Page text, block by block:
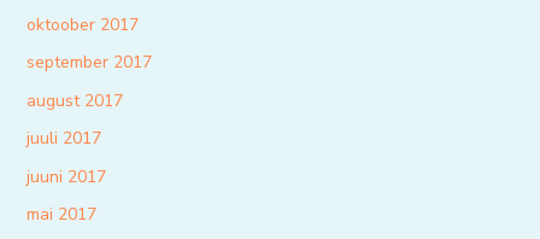
oktoober 2017
september 2017
august 2017
juuli 2017
juuni 2017
mai 2017